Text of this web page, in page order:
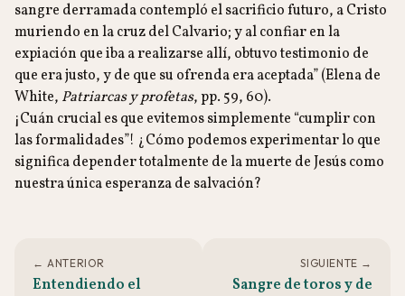
sangre derramada contempló el sacrificio futuro, a Cristo
muriendo en la cruz del Calvario; y al confiar en la
expiación que iba a realizarse allí, obtuvo testimonio de
que era justo, y de que su ofrenda era aceptada” (Elena de
White, Patriarcas y profetas, pp. 59, 60).
¡Cuán crucial es que evitemos simplemente “cumplir con
las formalidades”! ¿Cómo podemos experimentar lo que
significa depender totalmente de la muerte de Jesús como
nuestra única esperanza de salvación?
← ANTERIOR
Entendiendo el
SIGUIENTE →
Sangre de toros y de